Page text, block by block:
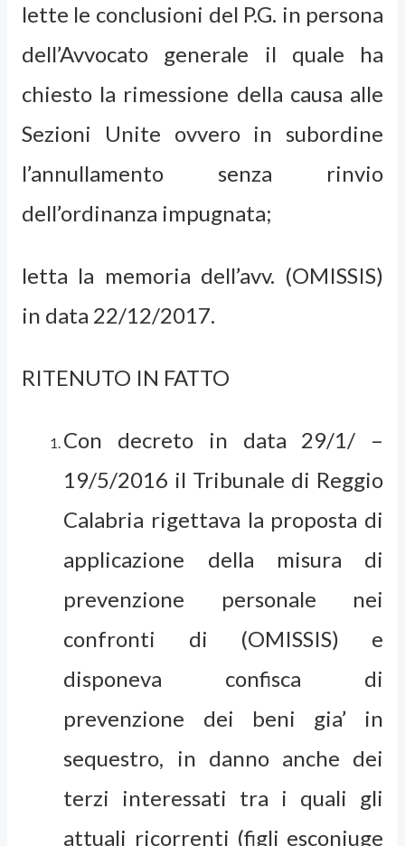
lette le conclusioni del P.G. in persona
dell’Avvocato generale il quale ha
chiesto la rimessione della causa alle
Sezioni Unite ovvero in subordine
l’annullamento senza rinvio
dell’ordinanza impugnata;
letta la memoria dell’avv. (OMISSIS)
in data 22/12/2017.
RITENUTO IN FATTO
Con decreto in data 29/1/ –
19/5/2016 il Tribunale di Reggio
Calabria rigettava la proposta di
applicazione della misura di
prevenzione personale nei
confronti di (OMISSIS) e
disponeva confisca di
prevenzione dei beni gia’ in
sequestro, in danno anche dei
terzi interessati tra i quali gli
attuali ricorrenti (figli esconiuge